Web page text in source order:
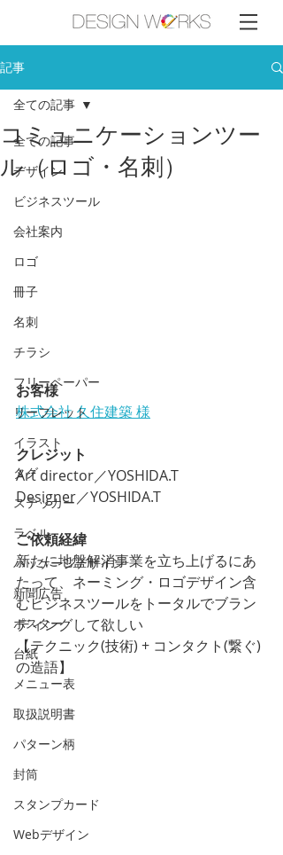
記事
全ての記事
デザイン
ビジネスツール
会社案内
ロゴ
冊子
名刺
チラシ
フリーペーパー
リーフレット
イラスト
タグ
ステッカー
ラベル
パッケージデザイン
新聞広告
ポスター
台紙
メニュー表
取扱説明書
パターン柄
封筒
スタンプカード
Webデザイン
全ての記事
コミュニケーションツー
ル（ロゴ・名刺）
お客様
株式会社 久住建築 様
クレジット
Art director／YOSHIDA.T
Designer／YOSHIDA.T
ご依頼経緯
新たに地盤解消事業を立ち上げるにあ
たって、ネーミング・ロゴデザイン含
むビジネスツールをトータルでブラン
ディングして欲しい
【テクニック(技術) + コンタクト(繋ぐ)
の造語】